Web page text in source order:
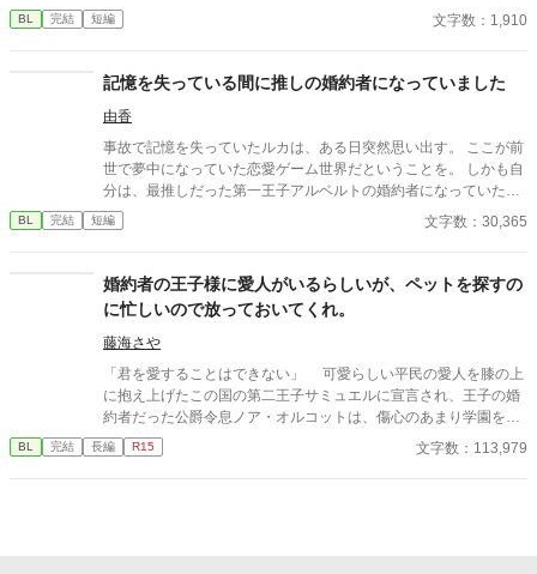
恋をした。 しかし幸せな日々は突然終わり、二人は別れることに
なる。 5年後、雪の夜。彼と再会する。 ｢もう離さない｣ 再び抱き
だと気づいた。 彼は温かい手のひらを持つ人だった。 身分差×年
上アルファ×溺愛再会BL短編。
BL 完結 短編 文字数：1,910
記憶を失っている間に推しの婚約者になっていました
由香
事故で記憶を失っていたルカは、ある日突然思い出す。 ここが前
世で夢中になっていた恋愛ゲーム世界だということを。 しかも自
分は、最推しだった第一王子アルベルトの婚約者になっていた。
甘すぎる距離感。 慣れたように落とされるキス。 そして見え隠れ
する、王子の重すぎる執着。 忘れていた恋を、もう一度始める貴
BL 完結 短編 文字数：30,365
婚約者の王子様に愛人がいるらしいが、ペットを探すの
に忙しいので放っておいてくれ。
藤海さや
「君を愛することはできない」 可愛らしい平民の愛人を膝の上
に抱え上げたこの国の第二王子サミュエルに宣言され、王子の婚
約者だった公爵令息ノア・オルコットは、傷心のあまり学園を飛
び出してしまった……というのが学園の生徒たちの認識である。
だがノアの本当の目的は、行方不明の自分のペット（魔王の側
BL 完結 長編 R15 文字数：113,979